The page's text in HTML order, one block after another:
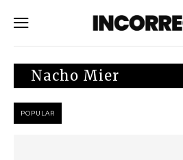
Nacho Mier
POPULAR